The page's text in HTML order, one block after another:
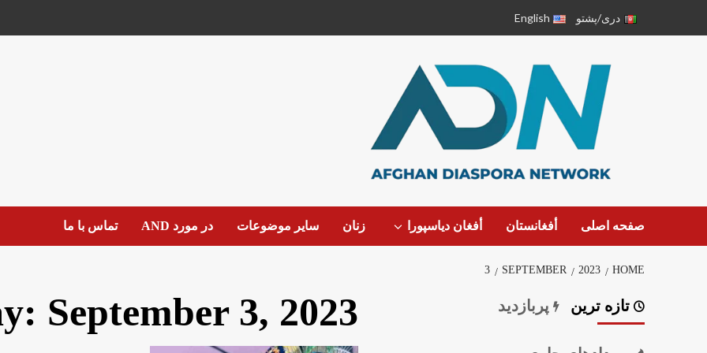
دری/پشتو English
صفحه اصلی أفغانستان أفغان دیاسپورا زنان سایر موضوعات در مورد AND تماس با ما
HOME
2023
SEPTEMBER
3
September 3, 2023 تازه ترین پربازدید